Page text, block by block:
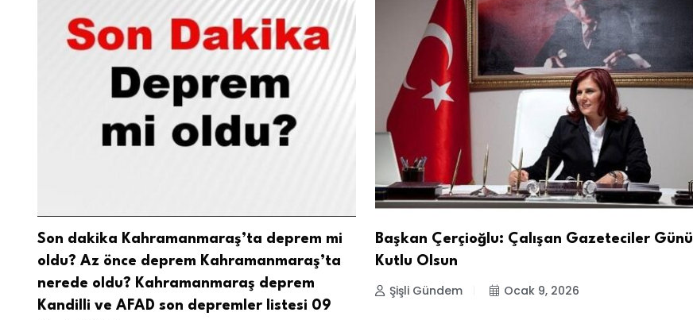
Son dakika Kahramanmaraş’ta deprem mi
oldu? Az önce deprem Kahramanmaraş’ta
nerede oldu? Kahramanmaraş deprem
Kandilli ve AFAD son depremler listesi 09
Başkan Çerçioğlu: Çalışan Gazeteciler Günü
Kutlu Olsun
Şişli Gündem Ocak 9, 2026